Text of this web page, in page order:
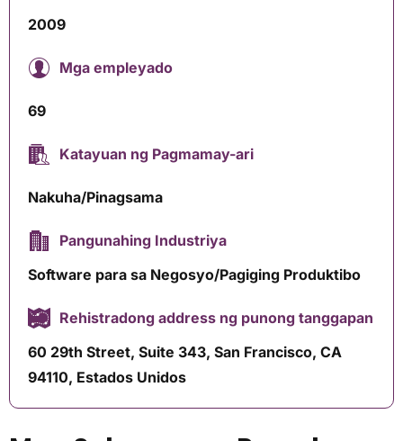
2009
Mga empleyado
69
Katayuan ng Pagmamay-ari
Nakuha/Pinagsama
Pangunahing Industriya
Software para sa Negosyo/Pagiging Produktibo
Rehistradong address ng punong tanggapan
60 29th Street, Suite 343, San Francisco, CA
94110, Estados Unidos